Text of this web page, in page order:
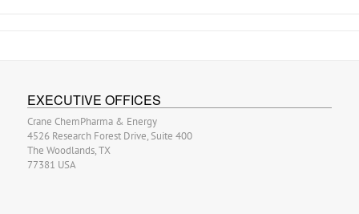
EXECUTIVE OFFICES
Crane ChemPharma & Energy
4526 Research Forest Drive, Suite 400
The Woodlands, TX
77381 USA